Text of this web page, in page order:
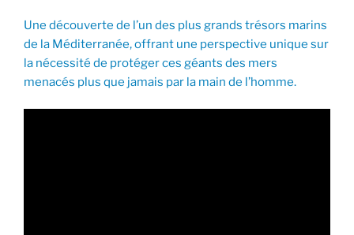
Une découverte de l’un des plus grands trésors marins
de la Méditerranée, offrant une perspective unique sur
la nécessité de protéger ces géants des mers
menacés plus que jamais par la main de l’homme.